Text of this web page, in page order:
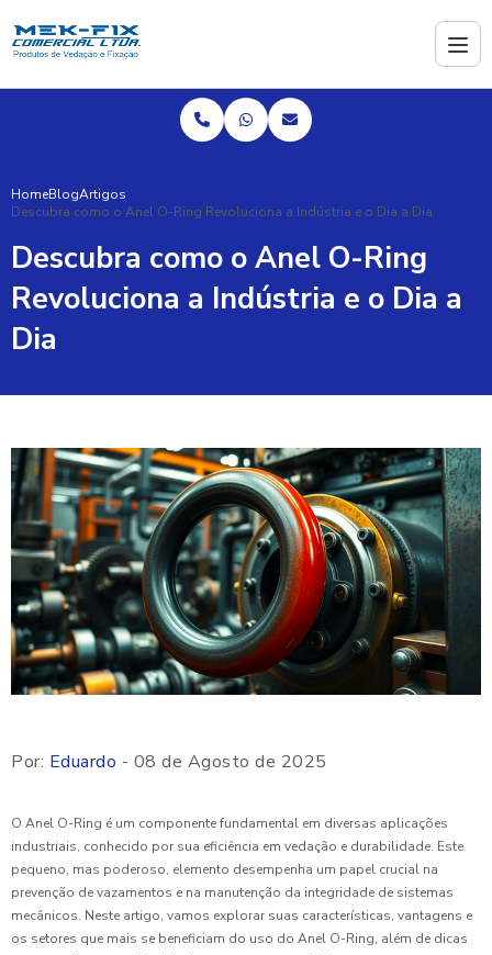
HomeBlogArtigos
Descubra como o Anel O-Ring Revoluciona a Indústria e o Dia a Dia
Descubra como o Anel O-Ring
Revoluciona a Indústria e o Dia a
Dia
Por: Eduardo - 08 de Agosto de 2025
O Anel O-Ring é um componente fundamental em diversas aplicações
industriais, conhecido por sua eficiência em vedação e durabilidade. Este
pequeno, mas poderoso, elemento desempenha um papel crucial na
prevenção de vazamentos e na manutenção da integridade de sistemas
mecânicos. Neste artigo, vamos explorar suas características, vantagens e
os setores que mais se beneficiam do uso do Anel O-Ring, além de dicas